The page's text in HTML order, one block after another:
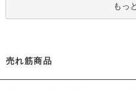
ハイクオリティ◇で仕立てた新
の色』
5/14： アフリカンピアス
荷！～天然素材 環境配慮したエ
もっ
売れ筋商品